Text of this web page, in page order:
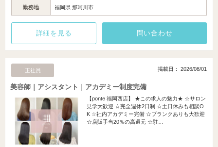
勤務地 福岡県 那珂川市
詳細を見る 問い合わせ
正社員 掲載日： 2026/08/01
美容師｜アシスタント｜アカデミー制度完備
【ponte 福岡西店】 ★この求人の魅力★ ☆サロン
見学大歓迎 ☆完全週休2日制 ☆土日休みも相談O
K ☆社内アカデミー完備 ☆ブランクありも大歓迎
☆店販手当20％の高還元 ☆駐…